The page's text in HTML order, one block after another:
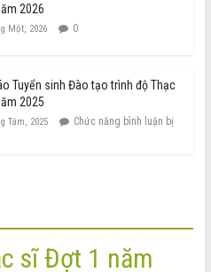
2026
Một, 2026 0
Tuyển sinh Đào tạo trình độ Thạc
2025
Tám, 2025
Chức năng bình luận bị
sĩ Đợt 1 năm